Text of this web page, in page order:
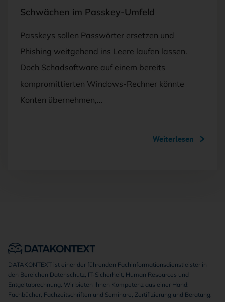
Schwächen im Passkey-Umfeld
Passkeys sollen Passwörter ersetzen und
Phishing weitgehend ins Leere laufen lassen.
Doch Schadsoftware auf einem bereits
kompromittierten Windows-Rechner könnte
Konten übernehmen,…
Weiterlesen
DATAKONTEXT ist einer der führenden Fachinformationsdienstleister in
den Bereichen Datenschutz, IT-Sicherheit, Human Resources und
Entgeltabrechnung. Wir bieten Ihnen Kompetenz aus einer Hand:
Fachbücher, Fachzeitschriften und Seminare, Zertifizierung und Beratung.